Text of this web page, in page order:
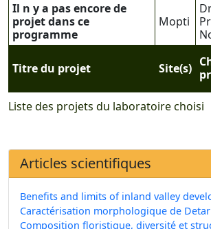
Liste des projets du laboratoire choisi
Titre du projet Site(s)
Il n y a pas encore de
projet dans ce
programme
Mopti
Articles scientifiques
Benefits and limits of inland valley
Caractérisation morphologique de
Composition floristique, diversité et